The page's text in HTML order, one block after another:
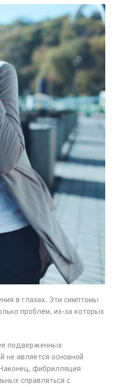
в глазах. Эти симптомы
проблем, из-за которых
подверженных
является основной
фибрилляция
справляться с